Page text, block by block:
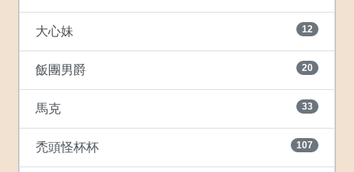
大心妹 12
飯團男爵 20
馬克 33
禿頭怪杯杯 107